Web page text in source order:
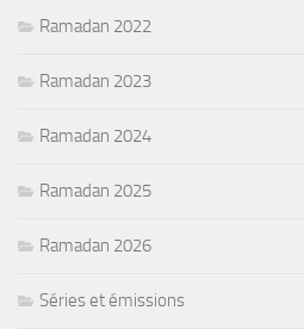
Ramadan 2022
Ramadan 2023
Ramadan 2024
Ramadan 2025
Ramadan 2026
Séries et émissions